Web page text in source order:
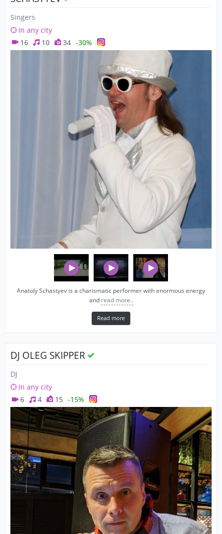
Singers
In any city
16
10 34 -30%
Anatoly Schastyev is a charismatic performer with enormous energy
and read more..
Read more
DJ OLEG SKIPPER
DJ
In any city
6
4 15 -15%